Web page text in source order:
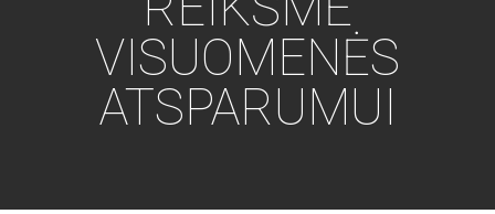
VISUOMENĖS
ATSPARUMUI